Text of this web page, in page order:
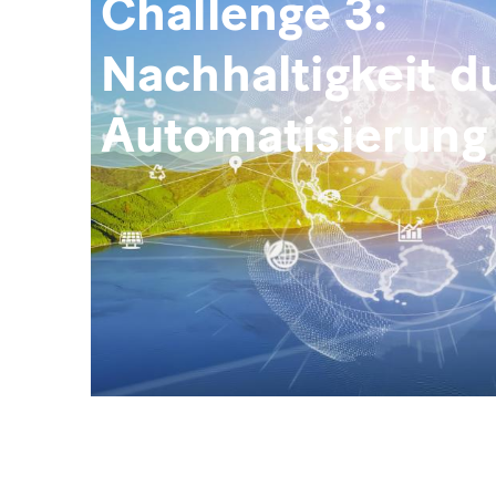
Nachhaltigkeit
Automatisierung